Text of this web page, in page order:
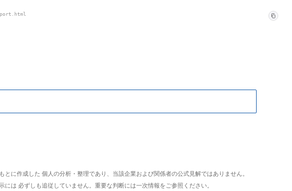
に作成した 個人の分析・整理であり、当該企業および関係者の公式見解ではありません。
は 必ずしも追従していません。重要な判断には一次情報をご参照ください。